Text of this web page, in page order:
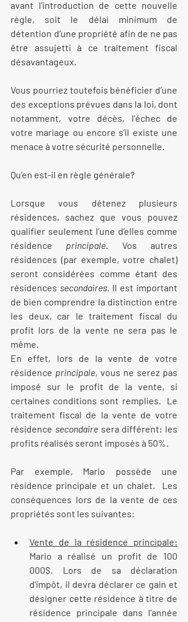
avant l’introduction de cette nouvelle
règle, soit le délai minimum de
détention d’une propriété afin de ne pas
être assujetti à ce traitement fiscal
désavantageux.
Vous pourriez toutefois bénéficier d’une
des exceptions prévues dans la loi, dont
notamment, votre décès, l’échec de
votre mariage ou encore s’il existe une
menace à votre sécurité personnelle.
Qu’en est-il en règle générale?
Lorsque vous détenez plusieurs
résidences, sachez que vous pouvez
qualifier seulement l’une d’elles comme
résidence principale. Vos autres
résidences (par exemple, votre chalet)
seront considérées comme étant des
résidences secondaires. Il est important
de bien comprendre la distinction entre
les deux, car le traitement fiscal du
profit lors de la vente ne sera pas le
même.
En effet, lors de la vente de votre
résidence principale, vous ne serez pas
imposé sur le profit de la vente, si
certaines conditions sont remplies.  Le
traitement fiscal de la vente de votre
résidence secondaire sera différent: les
profits réalisés seront imposés à 50%.
Par exemple, Mario possède une
résidence principale et un chalet.  Les
conséquences lors de la vente de ces
propriétés sont les suivantes:
Vente de la résidence principale:
Mario a réalisé un profit de 100
000$. Lors de sa déclaration
d’impôt, il devra déclarer ce gain et
désigner cette résidence à titre de
résidence principale dans l’année